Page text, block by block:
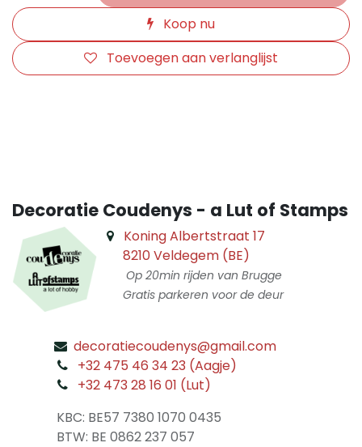
Koop nu
Toevoegen aan verlanglijst
Decoratie Coudenys - a Lut of Stamps
Koning Albertstraat 17
8210 Veldegem (BE)
Op 20min rijden van Brugge
Gratis parkeren voor de deur
decoratiecoudenys@gmail.com
+32 475 46 34 23 (Aagje)
+32 473 28 16 01 (Lut)
KBC: BE57 7380 1070 0435
​ BTW: BE 0862 237 057